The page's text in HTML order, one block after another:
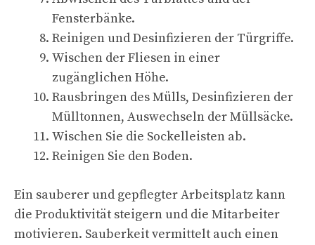
Fensterbänke.
Reinigen und Desinfizieren der Türgriffe.
Wischen der Fliesen in einer
zugänglichen Höhe.
Rausbringen des Mülls, Desinfizieren der
Mülltonnen, Auswechseln der Müllsäcke.
Wischen Sie die Sockelleisten ab.
Reinigen Sie den Boden.
Ein sauberer und gepflegter Arbeitsplatz kann
die Produktivität steigern und die Mitarbeiter
motivieren. Sauberkeit vermittelt auch einen